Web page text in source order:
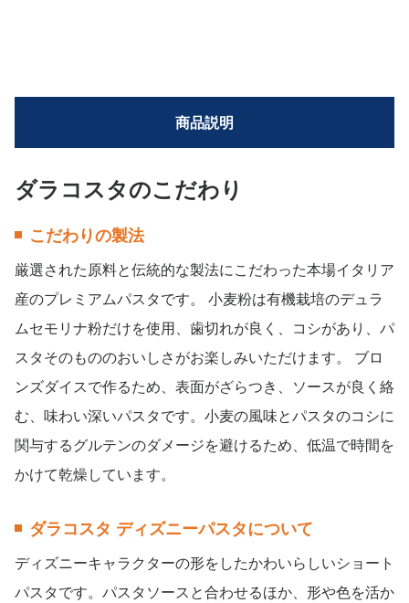
商品説明
ダラコスタのこだわり
こだわりの製法
厳選された原料と伝統的な製法にこだわった本場イタリア
産のプレミアムパスタです。 小麦粉は有機栽培のデュラ
ムセモリナ粉だけを使用、歯切れが良く、コシがあり、パ
スタそのもののおいしさがお楽しみいただけます。 ブロ
ンズダイスで作るため、表面がざらつき、ソースが良く絡
む、味わい深いパスタです。小麦の風味とパスタのコシに
関与するグルテンのダメージを避けるため、低温で時間を
かけて乾燥しています。
ダラコスタ ディズニーパスタについて
ディズニーキャラクターの形をしたかわいらしいショート
パスタです。パスタソースと合わせるほか、形や色を活か